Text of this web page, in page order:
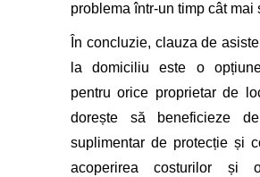
problema într-un timp cât mai
În concluzie, clauza de
la domiciliu este o
pentru orice proprietar de
dorește să beneficieze
suplimentar de protecție și
acoperirea costurilor și